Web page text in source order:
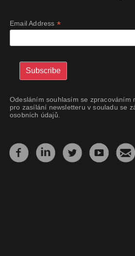
Email Address *
Odesláním souhlasím se zpracováním
pro zasílání newsletteru v souladu se
osobních údajů.